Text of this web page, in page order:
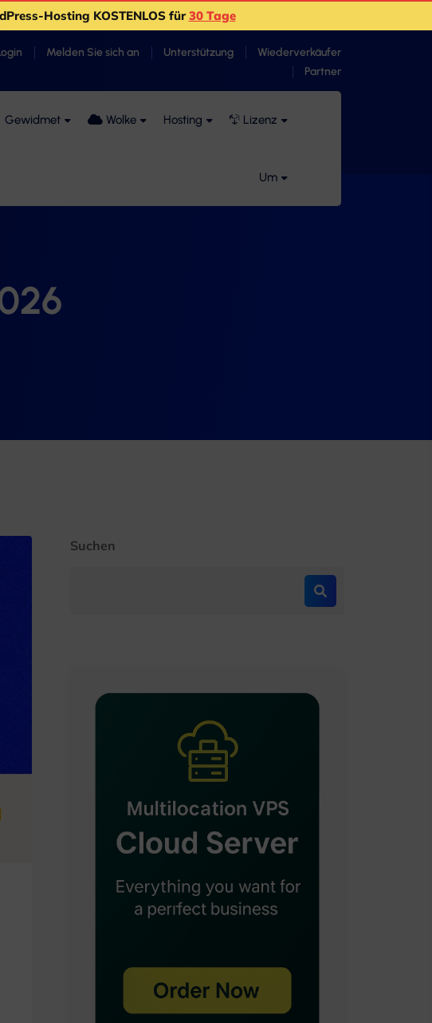
Hosting KOSTENLOS für30 Tage
Melden Sie sich an Unterstützung
Wiederverkäufer
Partner
Gewidmet Wolke Hosting Lizenz
Um
Suchen